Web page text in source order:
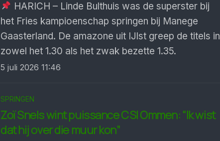
HARICH – Linde Bulthuis was de superster bij
het Fries kampioenschap springen bij Manege
Gaasterland. De amazone uit IJlst greep de titels in
zowel het 1.30 als het zwak bezette 1.35.
5 juli 2026 11:46
SPRINGEN
Zoï Snels wint puissance CSI Ommen: “Ik wist
dat hij over die muur kon”